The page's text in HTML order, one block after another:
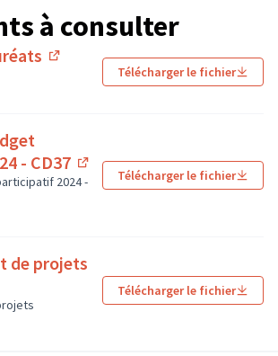
à consulter
(Lien externe)Télécharger le fichier
- CD37
(Lien externe)
2024 -
Télécharger le fichier
de projets
Télécharger le fichier